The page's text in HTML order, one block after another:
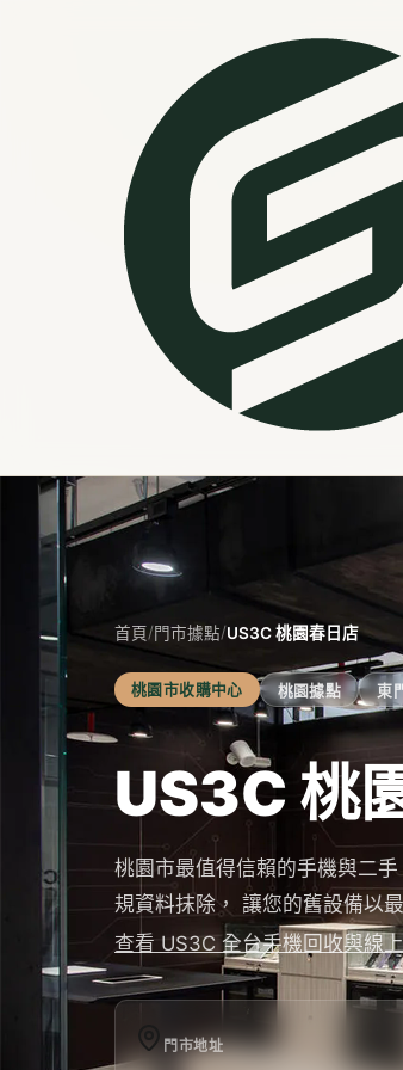
首頁/門市據點/US3C 桃園春日店
桃園市收購中心 桃園據點 東
US3C 桃
桃園市最值得信賴的手機與二
規資料抹除， 讓您的舊設備以
查看 US3C 全台手機回收與線
門市地址